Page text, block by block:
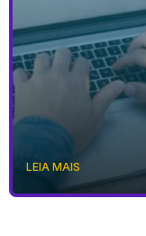
LEIA MAIS